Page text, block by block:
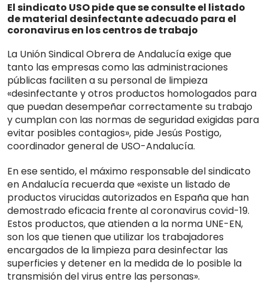
El sindicato USO pide que se consulte el listado
de material desinfectante adecuado para el
coronavirus en los centros de trabajo
La Unión Sindical Obrera de Andalucía exige que
tanto las empresas como las administraciones
públicas faciliten a su personal de limpieza
«desinfectante y otros productos homologados para
que puedan desempeñar correctamente su trabajo
y cumplan con las normas de seguridad exigidas para
evitar posibles contagios», pide Jesús Postigo,
coordinador general de USO-Andalucía.
En ese sentido, el máximo responsable del sindicato
en Andalucía recuerda que «existe un listado de
productos virucidas autorizados en España que han
demostrado eficacia frente al coronavirus covid-19.
Estos productos, que atienden a la norma UNE-EN,
son los que tienen que utilizar los trabajadores
encargados de la limpieza para desinfectar las
superficies y detener en la medida de lo posible la
transmisión del virus entre las personas».